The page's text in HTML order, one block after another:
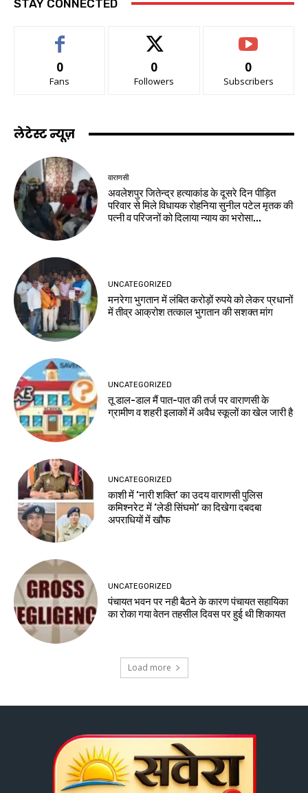
STAY CONNECTED
0
Fans
0
Followers
0
Subscribers
लेटेस्ट न्यूज़
वाराणसी
अवलेशपुर जितेन्द्र हत्याकांड के दूसरे दिन पीड़ित
परिवार से मिले विधायक रोहनिया सुनील पटेल मृतक की
पत्नी व परिजनों को दिलाया न्याय का भरोसा...
UNCATEGORIZED
मनरेगा भुगतान में लंबित करोड़ों रुपये को लेकर प्रधानों
में तीव्र आक्रोश तत्काल भुगतान की सशक्त मांग
UNCATEGORIZED
तू डाल-डाल मैं पात-पात की तर्ज पर वाराणसी के
ग्रामीण व शहरी इलाकों में अवैध स्कूलों का खेल जारी है
UNCATEGORIZED
काशी में ‘नारी शक्ति’ का उदय वाराणसी पुलिस
कमिश्नरेट में ‘लेडी सिंघमो’ का दिखेगा दबदबा
अपराधियों में खौफ
UNCATEGORIZED
पंचायत भवन पर नही बैठने के कारण पंचायत सहायिका
का रोका गया वेतन तहसील दिवस पर हुई थी शिकायत
Load more